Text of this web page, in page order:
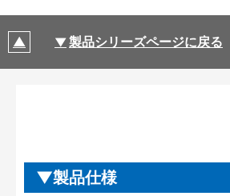
製品シリーズページに戻る
製品仕様